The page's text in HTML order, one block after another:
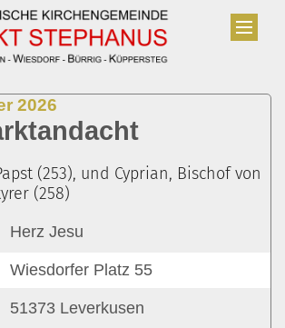
2026
(253), und Cyprian, Bischof von
(258)
Herz Jesu
Wiesdorfer Platz 55
51373 Leverkusen